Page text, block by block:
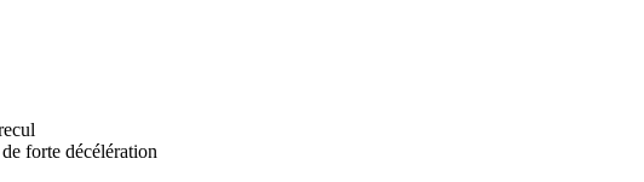
forte décélération